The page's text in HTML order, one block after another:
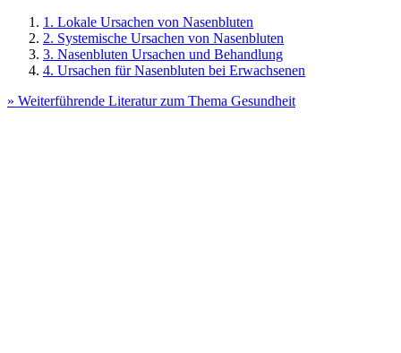
1. Lokale Ursachen von Nasenbluten
2. Systemische Ursachen von Nasenbluten
3. Nasenbluten Ursachen und Behandlung
4. Ursachen für Nasenbluten bei Erwachsenen
» Weiterführende Literatur zum Thema Gesundheit